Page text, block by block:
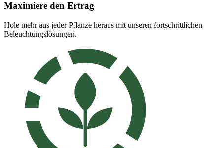
Maximiere den Ertrag
Hole mehr aus jeder Pflanze heraus mit unseren fortschrittlichen
Beleuchtungslösungen.